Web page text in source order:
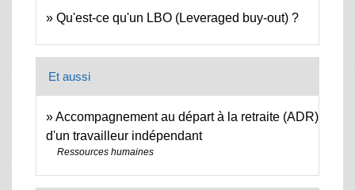
Qu'est-ce qu'un LBO (Leveraged buy-out) ?
Et aussi
Accompagnement au départ à la retraite (ADR)
d'un travailleur indépendant
Ressources humaines